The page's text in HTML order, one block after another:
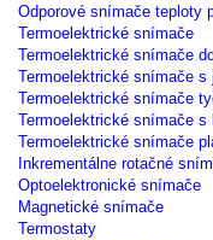
Odporové snímače teploty
Termoelektrické snímače
Termoelektrické snímače
Termoelektrické snímače s
Termoelektrické snímače
Termoelektrické snímače s
Termoelektrické snímače
Inkrementálne rotačné
Optoelektronické snímače
Magnetické snímače
Termostaty